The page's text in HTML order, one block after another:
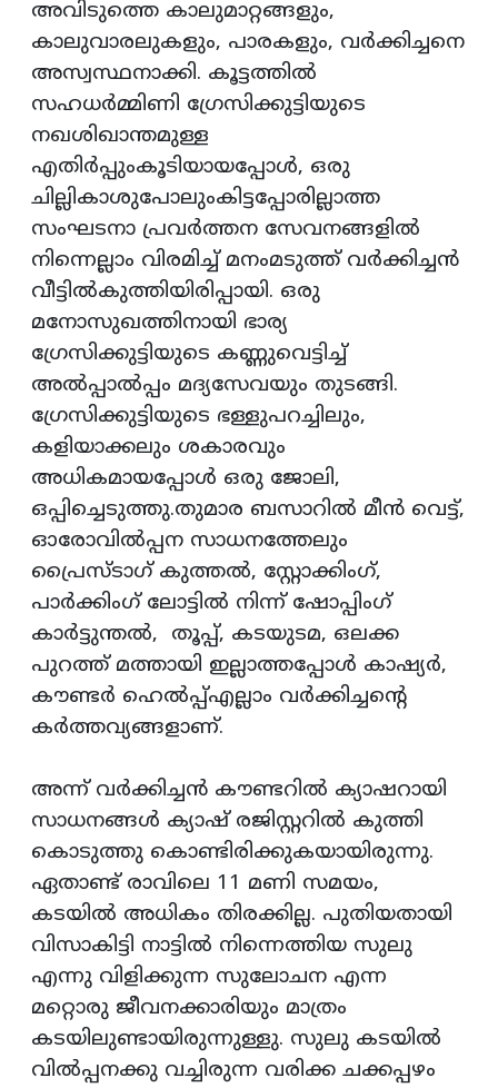
അവിടുത്തെ കാലുമാറ്റങ്ങളും,
കാലുവാരലുകളും, പാരകളും, വര്‍ക്കിച്ചനെ
അസ്വസ്ഥനാക്കി. കൂട്ടത്തില്‍
സഹധര്‍മ്മിണി ഗ്രേസിക്കുട്ടിയുടെ
നഖശിഖാന്തമുള്ള
എതിര്‍പ്പുംകൂടിയായപ്പോള്‍, ഒരു
ചില്ലികാശുപോലുംകിട്ടപ്പോരില്ലാത്ത
സംഘടനാ പ്രവര്‍ത്തന സേവനങ്ങളില്‍
നിന്നെല്ലാം വിരമിച്ച് മനംമടുത്ത് വര്‍ക്കിച്ചന്‍
വീട്ടില്‍കുത്തിയിരിപ്പായി. ഒരു
മനോസുഖത്തിനായി ഭാര്യ
ഗ്രേസിക്കുട്ടിയുടെ കണ്ണുവെട്ടിച്ച്
അല്‍പ്പാല്‍പ്പം മദ്യസേവയും തുടങ്ങി.
ഗ്രേസിക്കുട്ടിയുടെ ഭള്ളുപറച്ചിലും,
കളിയാക്കലും ശകാരവും
അധികമായപ്പോള്‍ ഒരു ജോലി,
ഒപ്പിച്ചെടുത്തു.തുമാര ബസാറില്‍ മീന്‍ വെട്ട്,
ഓരോവില്‍പ്പന സാധനത്തേലും
പ്രൈസ്ടാഗ് കുത്തല്‍, സ്റ്റോക്കിംഗ്,
പാര്‍ക്കിംഗ് ലോട്ടില്‍ നിന്ന് ഷോപ്പിംഗ്
കാര്‍ട്ടുന്തല്‍, തൂപ്പ്, കടയുടമ, ഒലക്ക
പുറത്ത് മത്തായി ഇല്ലാത്തപ്പോള്‍ കാഷ്യര്‍,
കൗണ്ടര്‍ ഹെല്‍പ്പ്എല്ലാം വര്‍ക്കിച്ചന്റെ
കര്‍ത്തവ്യങ്ങളാണ്.
അന്ന് വര്‍ക്കിച്ചന്‍ കൗണ്ടറില്‍ ക്യാഷറായി
സാധനങ്ങള്‍ ക്യാഷ് രജിസ്റ്ററില്‍ കുത്തി
കൊടുത്തു കൊണ്ടിരിക്കുകയായിരുന്നു.
ഏതാണ്ട് രാവിലെ 11 മണി സമയം,
കടയില്‍ അധികം തിരക്കില്ല. പുതിയതായി
വിസാകിട്ടി നാട്ടില്‍ നിന്നെത്തിയ സുലു
എന്നു വിളിക്കുന്ന സുലോചന എന്ന
മറ്റൊരു ജീവനക്കാരിയും മാത്രം
കടയിലുണ്ടായിരുന്നുള്ളു. സുലു കടയില്‍
വില്‍പ്പനക്കു വച്ചിരുന്ന വരിക്ക ചക്കപ്പഴം